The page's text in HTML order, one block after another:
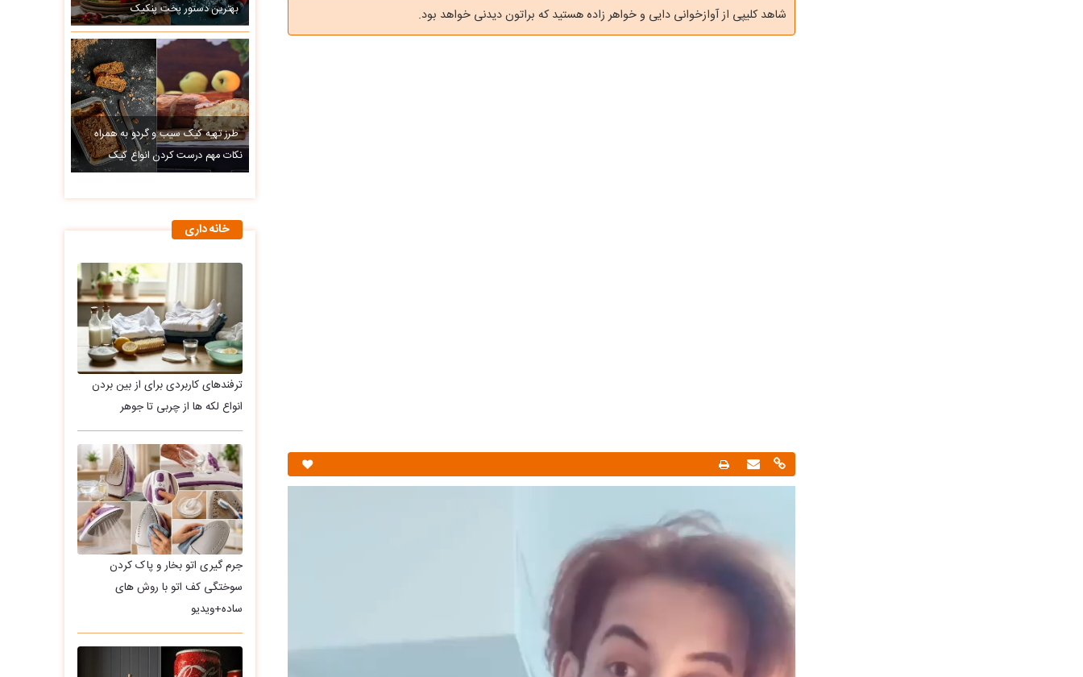
شاهد کلیپی از آوازخوانی دایی و خواهر زاده هستید که براتون دیدنی خواهد بود. بهترین دستور پخت پنکیک
طرز تهیه کیک سیب و گردو به همراه
نکات مهم درست کردن انواع کیک
خانه داری
ترفندهای کاربردی برای از بین بردن
انواع لکه ها از چربی تا جوهر
جرم گیری اتو بخار و پاک کردن
سوختگی کف اتو با روش های
ساده+ویدیو